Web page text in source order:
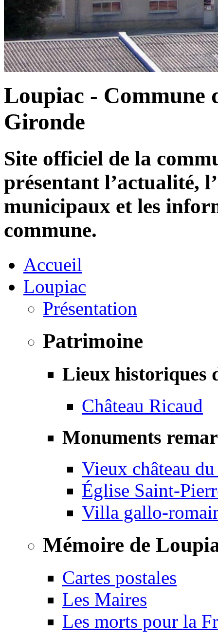
Loupiac - Commune
Gironde
Site officiel de la
présentant l’actualité,
municipaux et les
commune.
Accueil
Loupiac
Présentation
Patrimoine
Lieux historiques
Château Ricaud
Monuments
Vieux château
Église Saint-
Villa gallo-
Mémoire de
Cartes postales
Les Maires
Les morts pour la